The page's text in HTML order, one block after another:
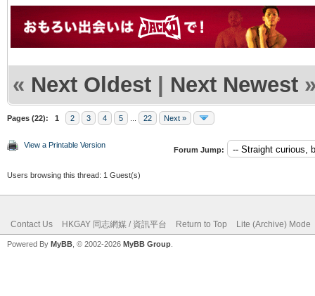
« Next Oldest | Next Newest
Pages (22): 1 2 3 4 5 22 Next »
View a Printable Version
Forum Jump:
Users browsing this thread: 1 Guest(s)
Contact Us HKGAY 同志網媒 / 資訊平台 Return to Top Lite (Archive) Mode
Powered By MyBB , © 2002-2026 MyBB Group